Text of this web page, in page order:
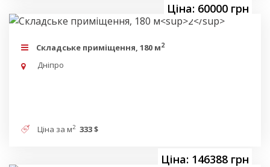
Ціна: 60000 грн
Складське приміщення, 180 м2
Дніпро
Ціна за м2 333 $
Ціна: 146388 грн